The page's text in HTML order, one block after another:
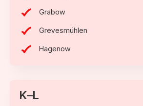
Grabow
Grevesmühlen
Hagenow
K–L